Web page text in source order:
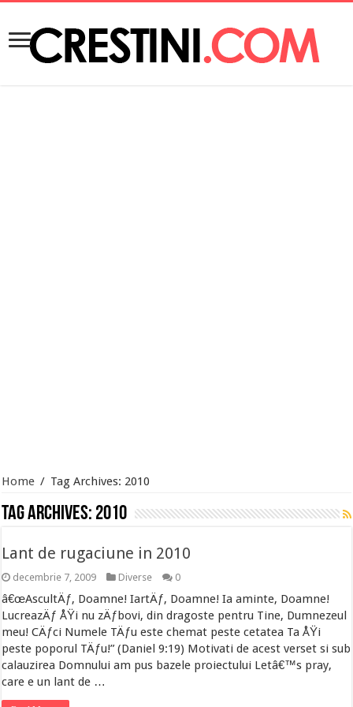
Home / Tag Archives: 2010
Tag Archives: 2010
Lant de rugaciune in 2010
decembrie 7, 2009 Diverse 0
â€œAscultÄƒ, Doamne! IartÄƒ, Doamne! Ia aminte, Doamne!
LucreazÄƒ ÅŸi nu zÄƒbovi, din dragoste pentru Tine, Dumnezeul
meu! CÄƒci Numele TÄƒu este chemat peste cetatea Ta ÅŸi
peste poporul TÄƒu!” (Daniel 9:19) Motivati de acest verset si sub
calauzirea Domnului am pus bazele proiectului Letâ€™s pray,
care e un lant de …